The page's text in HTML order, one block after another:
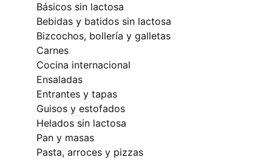
básicos sin lactosa
bebidas y batidos sin lactosa
bizcochos, bollería y galletas
carnes
cocina internacional
ensaladas
entrantes y tapas
guisos y estofados
helados sin lactosa
pan y masas
pasta, arroces y pizzas